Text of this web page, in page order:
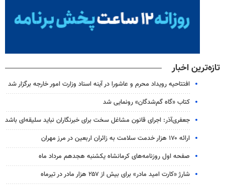
تازه‌ترین اخبار
افتتاحیه رویداد محرم و عاشورا در آینه اسناد وزارت امور خارجه برگزار شد
کتاب «گاه گم‌شدگان» رونمایی شد
جعفری‌آذر: اجرای قانون مشاغل سخت برای خبرنگاران نباید سلیقه‌ای باشد
ارائه ۱۷۰ هزار خدمت سلامت به زائران اربعین در مرز مهران
صفحه اول روزنامه‌های کرمانشاه یکشنبه هجدهم مرداد ماه
شارژ «کارت امید مادر» برای بیش از ۲۵۷ هزار مادر در تیرماه